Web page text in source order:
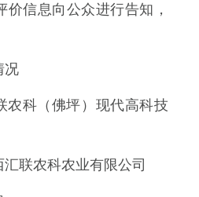
信息向公众进行告知，
况
农科（佛坪）现代高科技
联农科农业有限公司